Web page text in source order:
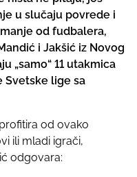
u slučaju povrede i
od fudbalera,
i Jakšić iz Novog
„samo“ 11 utakmica
Svetske lige sa
od ovako
ili mladi igrači,
odgovara: